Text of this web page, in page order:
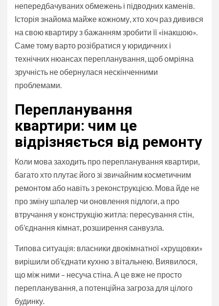
непередбачуваних обмежень і підводних каменів.
Історія знайома майже кожному, хто хоч раз дивився
на свою квартиру з бажанням зробити її «інакшою».
Саме тому варто розібратися у юридичних і
технічних нюансах перепланування, щоб омріяна
зручність не обернулася нескінченними
проблемами.
Перепланування
квартири: чим це
відрізняється від ремонту
Коли мова заходить про перепланування квартири,
багато хто плутає його зі звичайним косметичним
ремонтом або навіть з реконструкцією. Мова йде не
про зміну шпалер чи оновлення підлоги, а про
втручання у конструкцію житла: пересування стін,
об’єднання кімнат, розширення санвузла.
Типова ситуація: власники двокімнатної «хрущовки»
вирішили об’єднати кухню з вітальнею. Виявилося,
що між ними – несуча стіна. А це вже не просто
перепланування, а потенційна загроза для цілого
будинку.